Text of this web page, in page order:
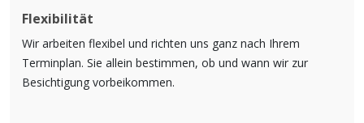
Flexibilität
Wir arbeiten flexibel und richten uns ganz nach Ihrem
Terminplan. Sie allein bestimmen, ob und wann wir zur
Besichtigung vorbeikommen.